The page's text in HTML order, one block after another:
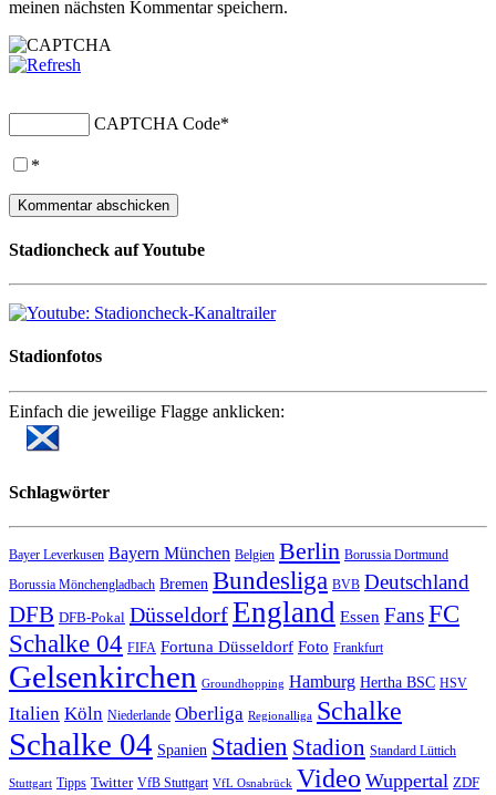
meinen nächsten Kommentar speichern.
CAPTCHA Code*
*
Stadioncheck auf Youtube
Stadionfotos
Einfach die jeweilige Flagge anklicken:
Schlagwörter
Bayer Leverkusen Bayern München Belgien Berlin Borussia Dortmund
Borussia Mönchengladbach Bremen Bundesliga BVB Deutschland
DFB DFB-Pokal DüsseldorfEngland Essen FansFC
Schalke 04 FIFA Fortuna Düsseldorf Foto Frankfurt
Gelsenkirchen Groundhopping Hamburg Hertha BSC HSV
Italien Köln Niederlande Oberliga Regionalliga Schalke
Schalke 04 Spanien Stadien Stadion Standard Lüttich
Stuttgart Tipps Twitter VfB Stuttgart VfL Osnabrück Video Wuppertal ZDF